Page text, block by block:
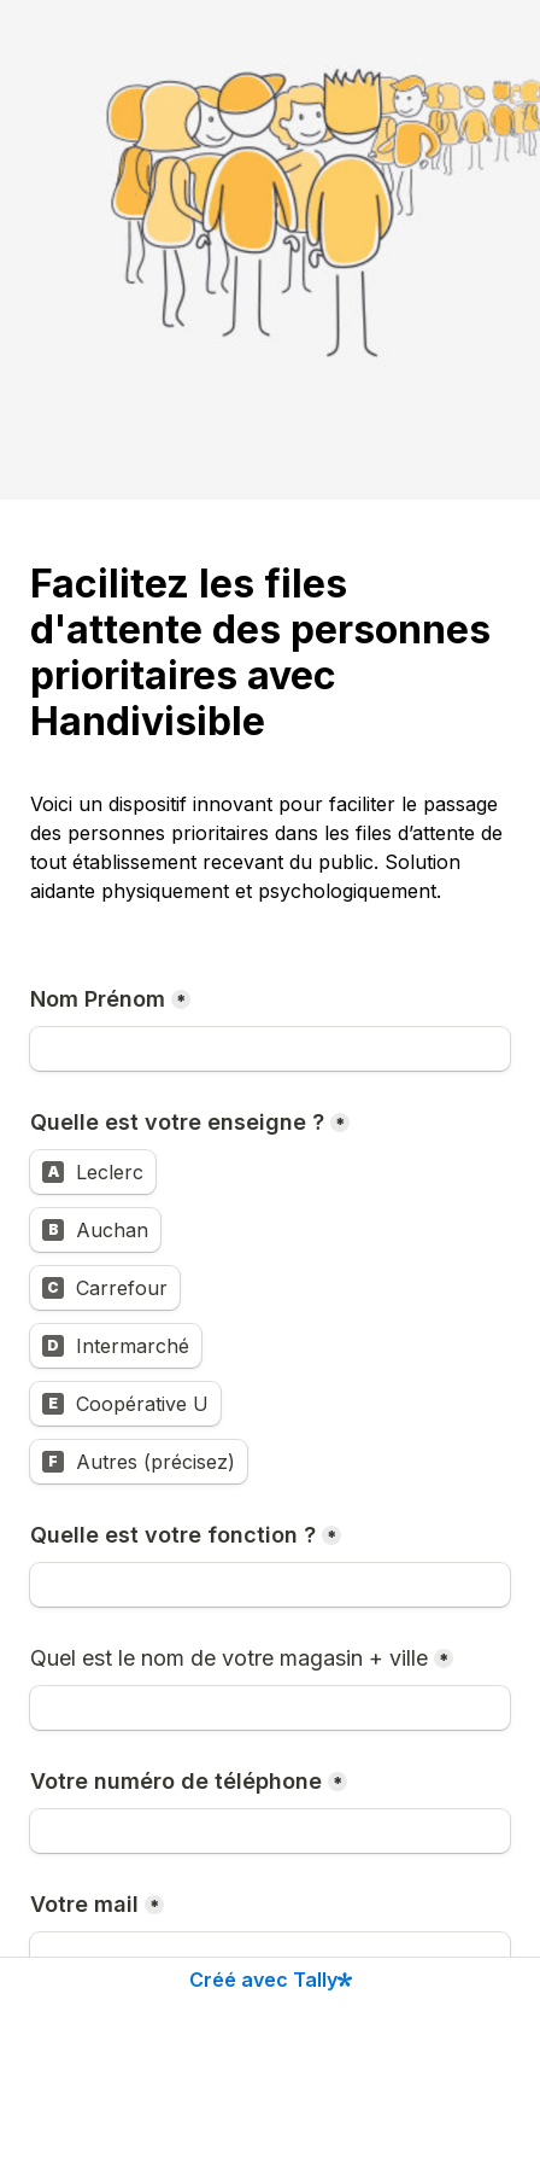
Facilitez les files
d'attente des personnes
prioritaires avec
Handivisible
Voici un dispositif innovant pour faciliter le passage
des personnes prioritaires dans les files d’attente de
tout établissement recevant du public. Solution
aidante physiquement et psychologiquement.
Nom Prénom *
Quelle est votre enseigne ? *
A Leclerc
B Auchan
C Carrefour
D Intermarché
E Coopérative U
F Autres (précisez)
Quelle est votre fonction ? *
Quel est le nom de votre magasin + ville *
Votre numéro de téléphone *
Votre mail *
Créé avec Tally